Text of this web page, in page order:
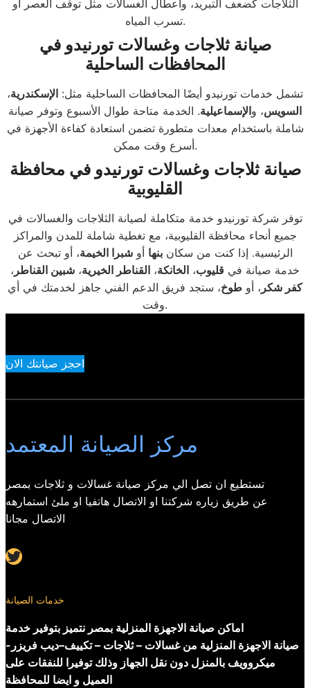
الثلاجات كضعف التبريد، وأعطال الغسالات مثل توقف العصر أو
تسرب المياه.
صيانة ثلاجات وغسالات تورنيدو في
المحافظات الساحلية
تشمل خدمات تورنيدو أيضًا المحافظات الساحلية مثل: الإسكندرية،
السويس، والإسماعيلية. الخدمة متاحة طوال الأسبوع وتوفر صيانة
شاملة باستخدام معدات متطورة تضمن استعادة كفاءة الأجهزة في
أسرع وقت ممكن.
صيانة ثلاجات وغسالات تورنيدو في محافظة
القليوبية
توفر شركة تورنيدو خدمة متكاملة لصيانة الثلاجات والغسالات في
جميع أنحاء محافظة القليوبية، مع تغطية شاملة للمدن والمراكز
الرئيسية. إذا كنت من سكانبنها أوشبرا الخيمة، أو تبحث عن
خدمة صيانة في قليوب، الخانكة، القناطر الخيرية، شبين القناطر ،
كفر شكر ، أو طوخ، ستجد فريق الدعم الفني جاهز لخدمتك في أي
وقت.
احجز صيانتك الان
مركز الصيانة المعتمد
تستطيع ان تصل الي مركز صيانة غسالات و ثلاجات بمصر
عن طريق زياره شركتنا او الاتصال هاتفيا او ملئ استمارهه
الاتصال مجانا
Twitter
خدمات الصيانة
اماكن صيانة الاجهزة المنزلية بمصر نتميز بتوفير خدمة
صيانة الاجهزة المنزلية من غسالات – ثلاجات – تكييف–ديب فريزر-
ميكروويف بالمنزل دون نقل الجهاز وذلك توفيرا للنفقات على
العميل و ايضا للمحافظة